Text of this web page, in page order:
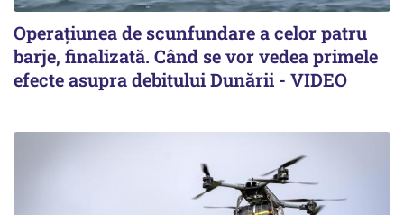
Operațiunea de scunfundare a celor patru
barje, finalizată. Când se vor vedea primele
efecte asupra debitului Dunării - VIDEO